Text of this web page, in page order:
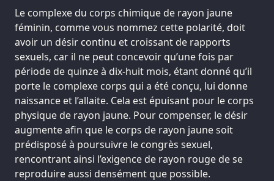
Le complexe du corps chimique de rayon jaune
féminin, comme vous nommez cette polarité, doit
avoir un désir continu et croissant de rapports
sexuels, car il ne peut concevoir qu’une fois par
période de quinze à dix-huit mois, étant donné qu’il
porte le complexe corps qui a été conçu, lui donne
naissance et l’allaite. Cela est épuisant pour le corps
physique de rayon jaune. Pour compenser, le désir
augmente afin que le corps de rayon jaune soit
prédisposé à poursuivre le congrès sexuel,
rencontrant ainsi l’exigence de rayon rouge de se
reproduire aussi densément que possible.